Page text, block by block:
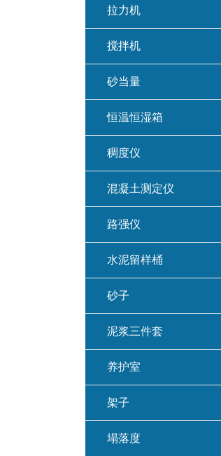
拉力机
搅拌机
砂当量
恒温恒湿箱
稠度仪
混凝土测定仪
路强仪
水泥留样桶
砂子
泥浆三件套
养护室
架子
塌落度